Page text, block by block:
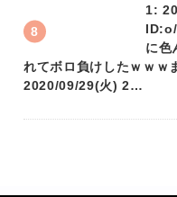
1:
に色
れてボロ負けしたｗｗｗ
2020/09/29(火) 2…